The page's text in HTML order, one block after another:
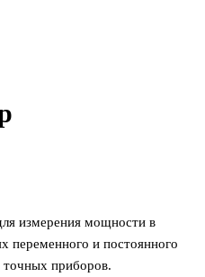
измерения мощности в
переменного и постоянного
точных приборов.